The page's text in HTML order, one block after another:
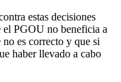
estas decisiones
el PGOU no beneficia a
es correcto y que si
haber llevado a cabo